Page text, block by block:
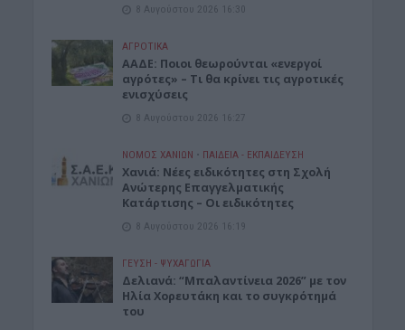
8 Αυγούστου 2026 16:30
ΑΓΡΟΤΙΚΑ
ΑΑΔΕ: Ποιοι θεωρούνται «ενεργοί
αγρότες» – Τι θα κρίνει τις αγροτικές
ενισχύσεις
8 Αυγούστου 2026 16:27
ΝΟΜΌΣ ΧΑΝΊΩΝ • ΠΑΙΔΕΙΑ - ΕΚΠΑΙΔΕΥΣΗ
Χανιά: Νέες ειδικότητες στη Σχολή
Ανώτερης Επαγγελματικής
Κατάρτισης – Οι ειδικότητες
8 Αυγούστου 2026 16:19
ΓΕΎΣΗ - ΨΥΧΑΓΩΓΊΑ
Δελιανά: “Μπαλαντίνεια 2026” με τον
Ηλία Χορευτάκη και το συγκρότημά
του